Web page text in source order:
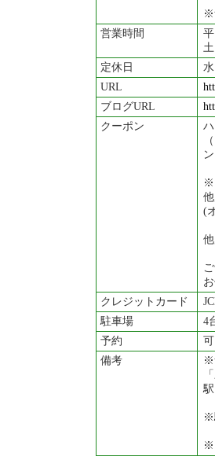
※
営業時間
定休日
水
URL
ブログURL
クーポン
※
(
クレジットカード
駐車場
4
予約
可
備考
※
※
※